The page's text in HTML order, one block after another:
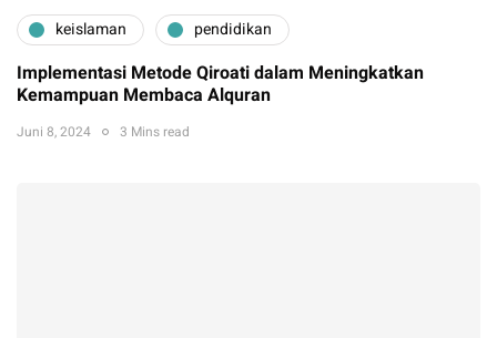
keislaman pendidikan
Implementasi Metode Qiroati dalam Meningkatkan
Kemampuan Membaca Alquran
Juni 8, 2024 3 Mins read